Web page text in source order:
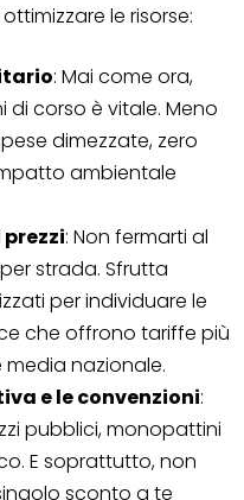
le risorse:
: Mai come ora,
di corso è vitale. Meno
dimezzate, zero
ambientale
: Non fermarti al
strada. Sfrutta
per individuare le
che offrono tariffe più
nazionale.
e le convenzioni:
pubblici, monopattini
E soprattutto, non
sconto a te